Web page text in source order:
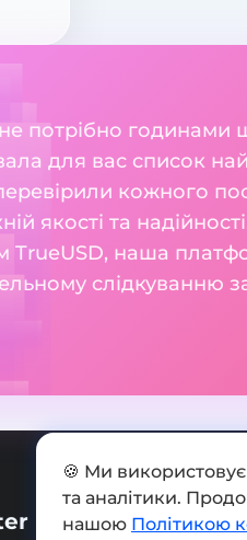
потрібно
для вас список
кожного
якості та
TrueUSD, наша
слідкуванню
🍪 Ми
та аналітики.
нашою Політикою